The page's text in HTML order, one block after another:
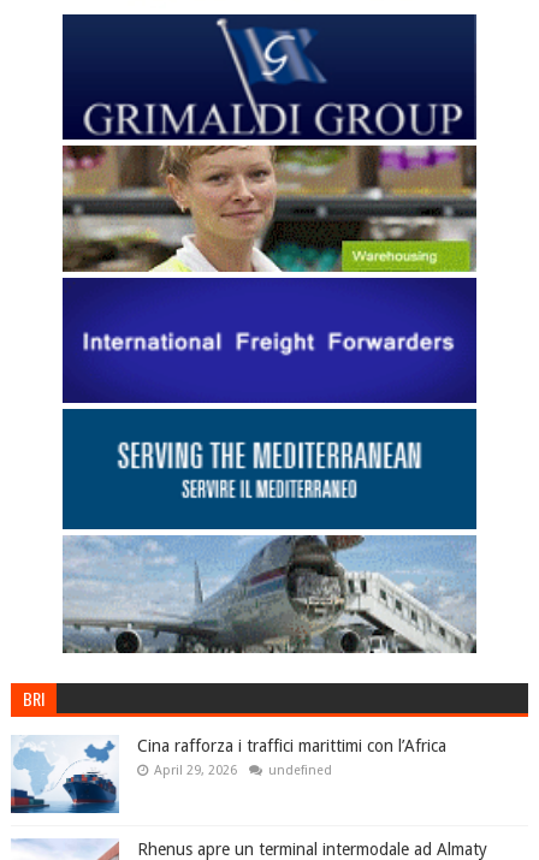
BRI
Cina rafforza i traffici marittimi con l’Africa
April 29, 2026 undefined
Rhenus apre un terminal intermodale ad Almaty